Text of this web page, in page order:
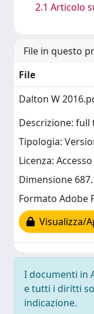
2.1 Articolo
File in questo
File
Dalton W
Descrizione: full
Tipologia:
Licenza:
Dimensione
Formato Adobe
Visualizza/
I documenti in
e tutti i diritti
indicazione.